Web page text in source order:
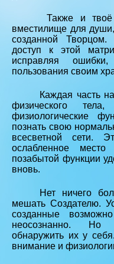
Также и твоё
вместилище для души,
созданной
доступ к этой
исправляя
пользования своим
Каждая часть
физического
физиологические
познать свою
всесветной сети.
ослабленное
позабытой функции
вновь.
Нет ничего
мешать Создателю.
созданные
неосознанно. Но
обнаружить их у
внимание и